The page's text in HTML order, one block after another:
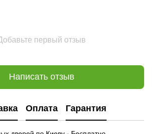
первый отзыв
Написать отзыв
Оплата Гарантия